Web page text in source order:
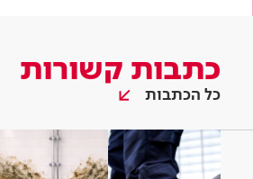
כתבות קשורות
כל הכתבות